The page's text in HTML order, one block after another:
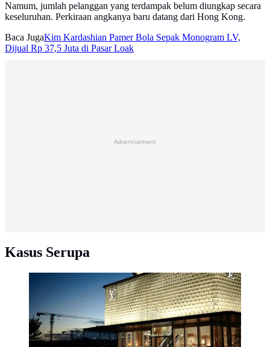
Namum, jumlah pelanggan yang terdampak belum diungkap secara
keseluruhan. Perkiraan angkanya baru datang dari Hong Kong.
Baca JugaKim Kardashian Pamer Bola Sepak Monogram LV,
Dijual Rp 37,5 Juta di Pasar Loak
Advertisement
Kasus Serupa